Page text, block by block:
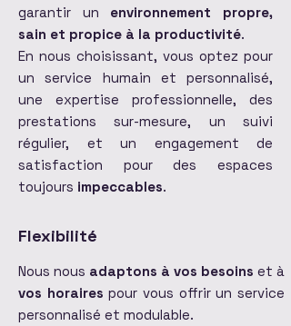
garantir un environnement propre,
sain et propice à la productivité.
En nous choisissant, vous optez pour
un service humain et personnalisé,
une expertise professionnelle, des
prestations sur-mesure, un suivi
régulier, et un engagement de
satisfaction pour des espaces
toujours impeccables.
Flexibilité
Nous nous adaptons à vos besoins et à
vos horaires pour vous offrir un service
personnalisé et modulable.